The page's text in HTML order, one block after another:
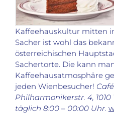
Kaffeehauskultur mitten
Sacher ist wohl das
österreichischen
Sachertorte. Die kann
Kaffeehausatmosphäre
jeden Wienbesucher!
Philharmonikerstr. 4,
täglich 8:00 – 00:00 Uhr.